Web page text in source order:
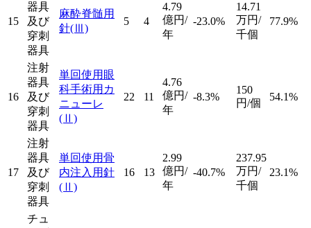
15
器具
及び
穿刺
器具
麻酔脊髄用
針(Ⅲ)
5 4
4.79
億円/
年
-23.0%
14.71
万円/
千個
77.9%
16
注射
器具
及び
穿刺
器具
単回使用眼
科手術用カ
ニューレ
(Ⅱ)
22 11
4.76
億円/
年
-8.3%
150
円/個
54.1%
17
注射
器具
及び
穿刺
器具
単回使用骨
内注入用針
(Ⅱ)
16 13
2.99
億円/
年
-40.7%
237.95
万円/
千個
23.1%
チュ